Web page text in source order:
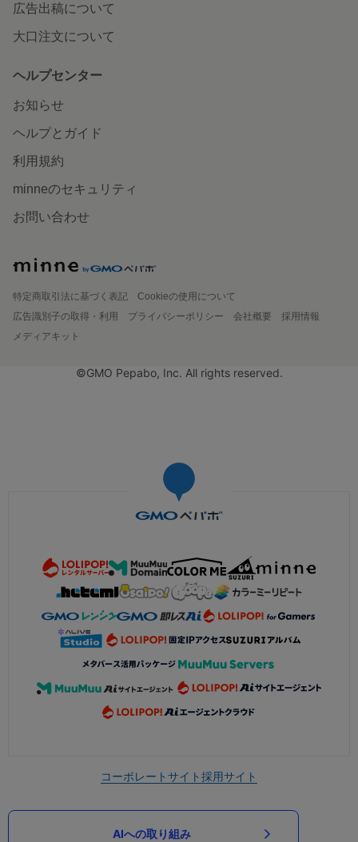
広告出稿について
大口注文について
ヘルプセンター
お知らせ
ヘルプとガイド
利用規約
minneのセキュリティ
お問い合わせ
特定商取引法に基づく表記
Cookieの使用について
広告識別子の取得・利用
プライバシーポリシー 会社概要
採用情報
メディアキット
©GMO Pepabo, Inc. All rights reserved.
コーポレートサイト採用サイト
AIへの取り組み